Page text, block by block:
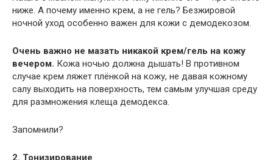
ниже. А почему именно крем, а не гель? Безжировой
ночной уход особенно важен для кожи с демодекозом.
Очень важно не мазать никакой крем/гель на кожу
вечером. Кожа ночью должна дышать! В противном
случае крем ляжет плёнкой на кожу, не давая кожному
салу выходить на поверхность, тем самым улучшая среду
для размножения клеща демодекса.
Запомнили?
2. Тонизирование